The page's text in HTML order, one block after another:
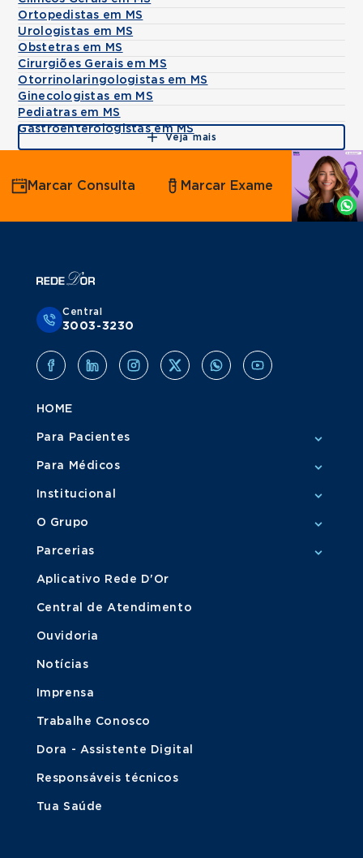
Ortopedistas em MS
Urologistas em MS
Obstetras em MS
Cirurgiões Gerais em MS
Otorrinolaringologistas em MS
Ginecologistas em MS
Pediatras em MS
Gastroenterologistas em MS
Veja mais
Agende
por
Whatsapp
Marcar Consulta Marcar Exame
Central
3003-3230
HOME
Para Pacientes
Para Médicos
Institucional
O Grupo
Parcerias
Aplicativo Rede D'Or
Central de Atendimento
Ouvidoria
Notícias
Imprensa
Trabalhe Conosco
Dora - Assistente Digital
Responsáveis técnicos
Tua Saúde